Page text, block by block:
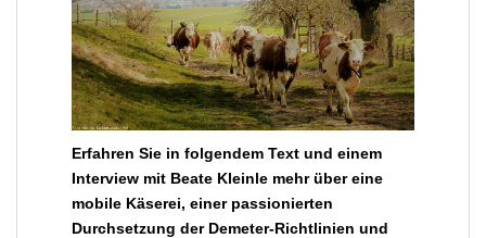
Erfahren Sie in folgendem Text und einem
Interview mit Beate Kleinle mehr über eine
mobile Käserei, einer passionierten
Durchsetzung der Demeter-Richtlinien und